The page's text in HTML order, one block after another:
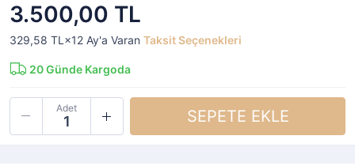
3.500,00 TL
329,58 TL×12 Ay'a Varan Taksit Seçenekleri
20Günde Kargoda
Adet